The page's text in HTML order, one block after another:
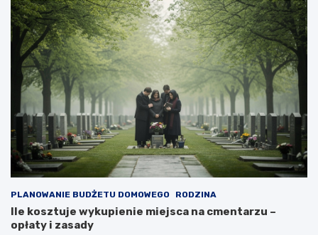
PLANOWANIE BUDŻETU DOMOWEGO RODZINA
Ile kosztuje wykupienie miejsca na cmentarzu –
opłaty i zasady